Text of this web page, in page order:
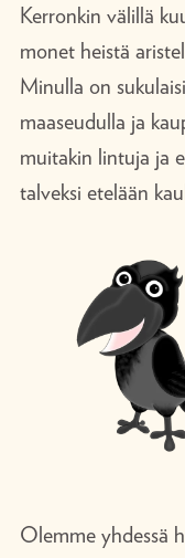
Kerronkin välillä
monet heistä
Minulla on
maaseudulla ja
muitakin lintuja ja
talveksi etelään
Olemme yhdessä